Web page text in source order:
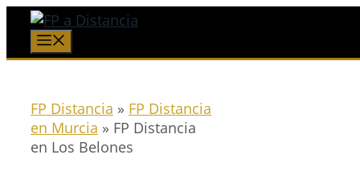
Saltar
contenido
FP Distancia » FP Distancia
en Murcia » FP Distancia
en Los Belones